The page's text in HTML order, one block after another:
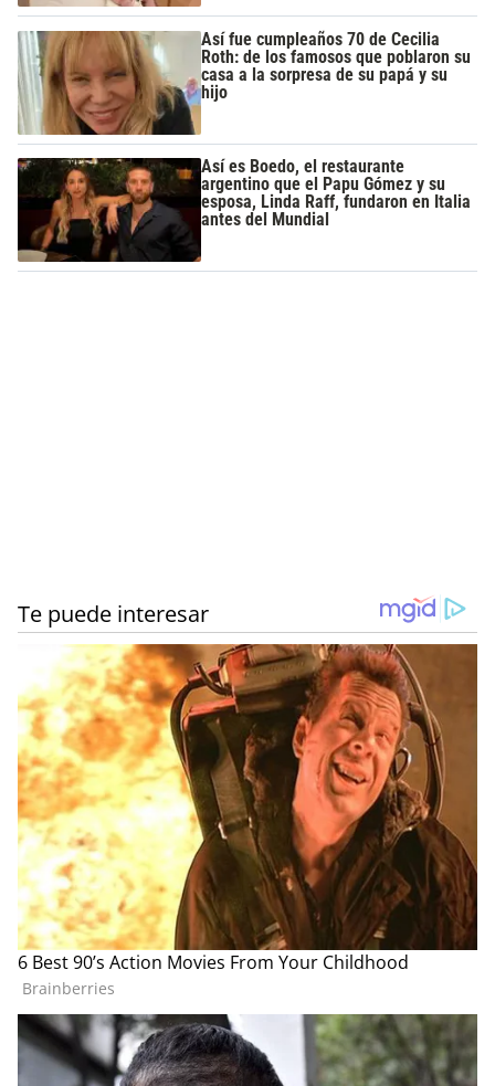
Así fue cumpleaños 70 de Cecilia
Roth: de los famosos que poblaron su
casa a la sorpresa de su papá y su
hijo
Así es Boedo, el restaurante
argentino que el Papu Gómez y su
esposa, Linda Raff, fundaron en Italia
antes del Mundial